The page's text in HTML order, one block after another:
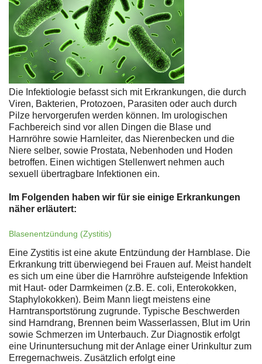
Die Infektiologie befasst sich mit Erkrankungen, die durch
Viren, Bakterien, Protozoen, Parasiten oder auch durch
Pilze hervorgerufen werden können. Im urologischen
Fachbereich sind vor allen Dingen die Blase und
Harnröhre sowie Harnleiter, das Nierenbecken und die
Niere selber, sowie Prostata, Nebenhoden und Hoden
betroffen. Einen wichtigen Stellenwert nehmen auch
sexuell übertragbare Infektionen ein.
Im Folgenden haben wir für sie einige Erkrankungen
näher erläutert:
Blasenentzündung (Zystitis)
Eine Zystitis ist eine akute Entzündung der Harnblase. Die
Erkrankung tritt überwiegend bei Frauen auf. Meist handelt
es sich um eine über die Harnröhre aufsteigende Infektion
mit Haut- oder Darmkeimen (z.B. E. coli, Enterokokken,
Staphylokokken). Beim Mann liegt meistens eine
Harntransportstörung zugrunde. Typische Beschwerden
sind Harndrang, Brennen beim Wasserlassen, Blut im Urin
sowie Schmerzen im Unterbauch. Zur Diagnostik erfolgt
eine Urinuntersuchung mit der Anlage einer Urinkultur zum
Erregernachweis. Zusätzlich erfolgt eine